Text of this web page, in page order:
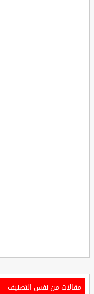
مقالات من نفس التصنيف